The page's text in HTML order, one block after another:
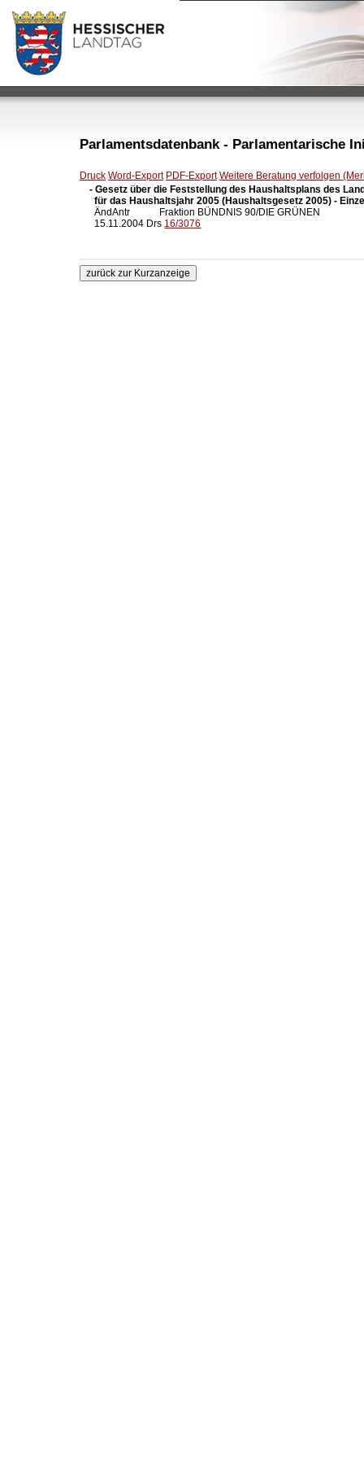
Parlamentsdatenbank - Parlamentarische
Druck Word-Export PDF-Export Weitere Beratung verfolgen
- Gesetz über die Feststellung des Haushaltsplans des
für das Haushaltsjahr 2005 (Haushaltsgesetz 2005) -
ÄndAntr            Fraktion BÜNDNIS 90/DIE GRÜNEN
  15.11.2004 Drs
16/3076